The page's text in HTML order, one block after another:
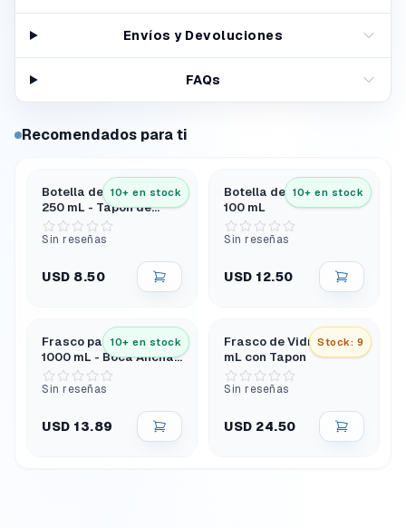
Envíos y Devoluciones
FAQs
Recomendados para ti
10+ en stock
Botella de Reactivo
250 mL - Tapón de
Rosca y Cuello Ancho -
Polipropileno
Sin reseñas
USD 8.50
10+ en stock
Botella de Reactivo
100 mL
Sin reseñas
USD 12.50
10+ en stock
Frasco para Reactivo
1000 mL - Boca Ancha
Tapón de Rosca -
Polipropileno
Sin reseñas
USD 13.89
Stock: 9
Frasco de Vidrio 500
mL con Tapon
Sin reseñas
USD 24.50